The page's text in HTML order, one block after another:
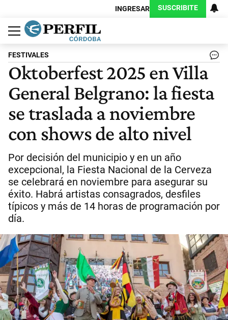
INGRESAR SUSCRIBITE
Política
Economía
Judiciales
Sociedad
Cultura
Espectáculos
Deportes
Protagonistas
FESTIVALES
Oktoberfest 2025 en Villa
General Belgrano: la fiesta
se traslada a noviembre
con shows de alto nivel
Por decisión del municipio y en un año
excepcional, la Fiesta Nacional de la Cerveza
se celebrará en noviembre para asegurar su
éxito. Habrá artistas consagrados, desfiles
típicos y más de 14 horas de programación por
día.